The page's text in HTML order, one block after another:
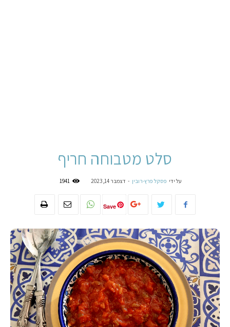
סלט מטבוחה חריף
על ידי פסקל פרץ-רובין - דצמבר 14, 2023 1941
Save